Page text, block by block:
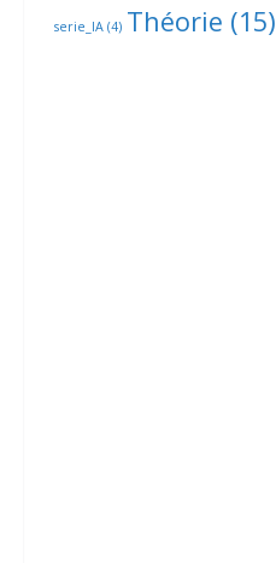
serie_IA (4) Théorie (15)